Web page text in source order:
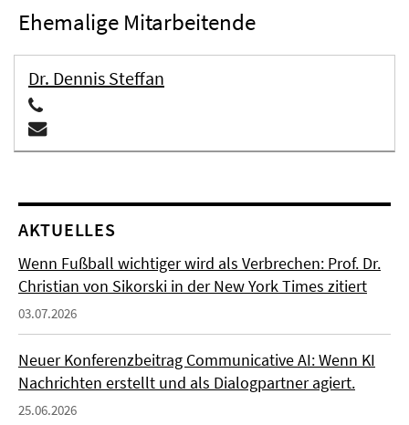
Ehemalige Mitarbeitende
Dr. Dennis Steffan
AKTUELLES
Wenn Fußball wichtiger wird als Verbrechen: Prof. Dr.
Christian von Sikorski in der New York Times zitiert
03.07.2026
Neuer Konferenzbeitrag Communicative AI: Wenn KI
Nachrichten erstellt und als Dialogpartner agiert.
25.06.2026